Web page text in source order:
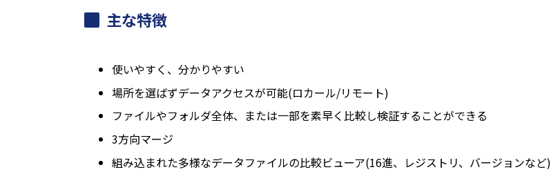
主な特徴
使いやすく、分かりやすい
場所を選ばずデータアクセスが可能(ロカール/リモート)
ファイルやフォルダ全体、または一部を素早く比較し検証することができる
3方向マージ
組み込まれた多様なデータファイルの比較ビューア(16進、レジストリ、バージョンなど)